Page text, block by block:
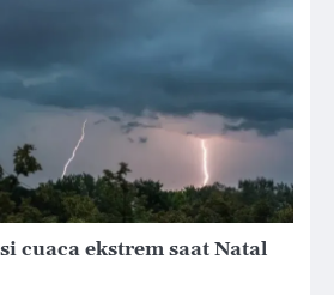
cuaca ekstrem saat Natal